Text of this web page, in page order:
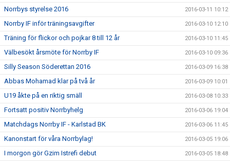
Norrbys styrelse 2016 2016-03-11 10:12
Norrby IF inför träningsavgifter 2016-03-10 12:10
Träning för flickor och pojkar 8 till 12 år 2016-03-10 11:45
Välbesökt årsmöte för Norrby IF 2016-03-10 09:36
Silly Season Söderettan 2016 2016-03-09 16:38
Abbas Mohamad klar på två år 2016-03-09 10:01
U19 åkte på en riktig smäll 2016-03-08 10:33
Fortsatt positiv Norrbyhelg 2016-03-06 19:04
Matchdags Norrby IF - Karlstad BK 2016-03-06 11:45
Kanonstart för våra Norrbylag! 2016-03-05 19:06
I morgon gör Gzim Istrefi debut 2016-03-05 18:48